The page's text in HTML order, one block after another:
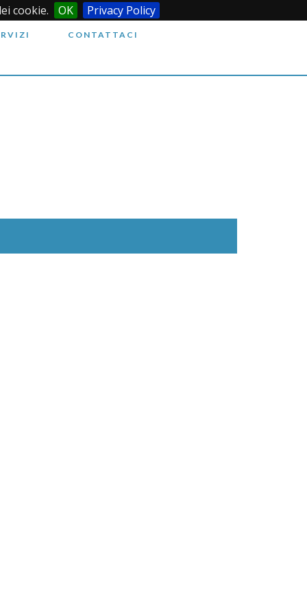
cookie. OK Privacy Policy
CONTATTACI